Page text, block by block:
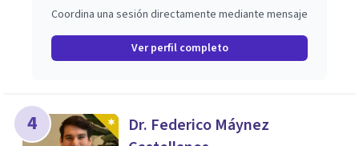
Coordina una sesión directamente mediante mensaje
Ver perfil completo
4
Dr. Federico Máynez